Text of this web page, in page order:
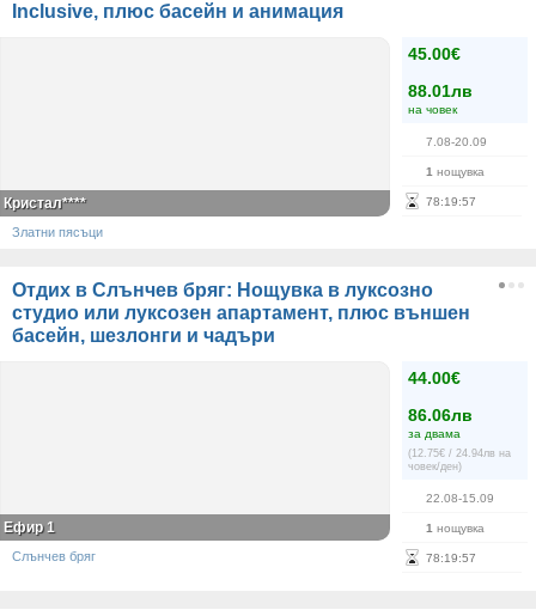
Inclusive, плюс басейн и анимация
45.00€
88.01лв
на човек
7.08-20.09
1 нощувка
78:19:56
Кристал****
Златни пясъци
Отдих в Слънчев бряг: Нощувка в луксозно
студио или луксозен апартамент, плюс външен
басейн, шезлонги и чадъри
44.00€
86.06лв
за двама
(12.75€ / 24.94лв на
човек/ден)
22.08-15.09
1 нощувка
78:19:56
Ефир 1
Слънчев бряг